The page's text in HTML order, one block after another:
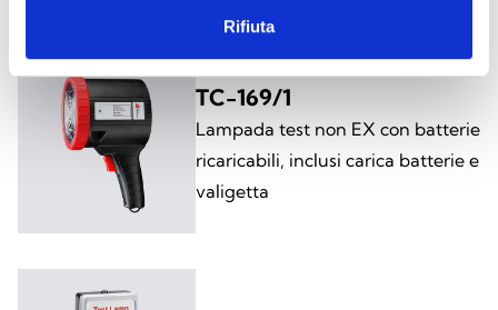
Rifiuta
TC-169/1
Lampada test non EX con batterie
ricaricabili, inclusi carica batterie e
valigetta